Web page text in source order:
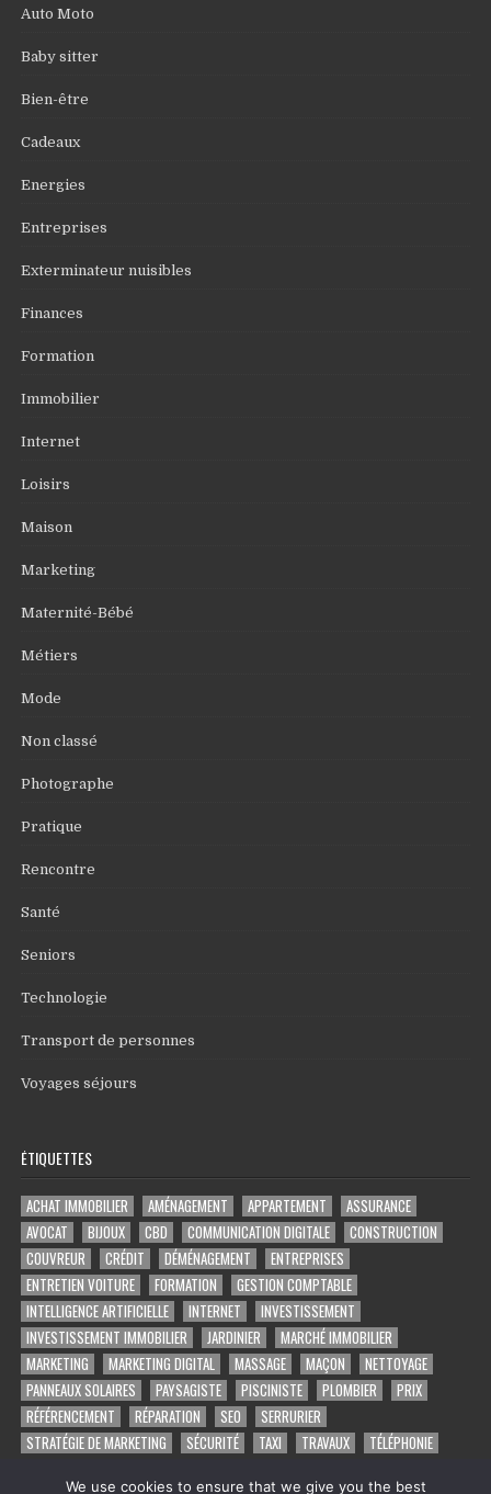
Auto Moto
Baby sitter
Bien-être
Cadeaux
Energies
Entreprises
Exterminateur nuisibles
Finances
Formation
Immobilier
Internet
Loisirs
Maison
Marketing
Maternité-Bébé
Métiers
Mode
Non classé
Photographe
Pratique
Rencontre
Santé
Seniors
Technologie
Transport de personnes
Voyages séjours
ÉTIQUETTES
ACHAT IMMOBILIER AMÉNAGEMENT APPARTEMENT
ASSURANCE
AVOCAT
BIJOUX CBD COMMUNICATION DIGITALE
CONSTRUCTION
COUVREUR
CRÉDIT DÉMÉNAGEMENT
ENTREPRISES
ENTRETIEN VOITURE
FORMATION
GESTION COMPTABLE
INTELLIGENCE ARTIFICIELLE
INTERNET
INVESTISSEMENT
INVESTISSEMENT IMMOBILIER
JARDINIER
MARCHÉ IMMOBILIER
MARKETING
MARKETING DIGITAL MASSAGE MAÇON
NETTOYAGE
PANNEAUX SOLAIRES
PAYSAGISTE PISCINISTE PLOMBIER
PRIX
RÉFÉRENCEMENT
RÉPARATION SEO
SERRURIER
STRATÉGIE DE MARKETING
SÉCURITÉ TAXI TRAVAUX
TÉLÉPHONIE
We use cookies to ensure that we give you the best